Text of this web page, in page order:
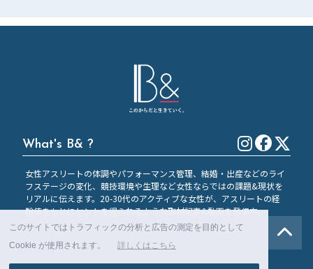
このサイトではトラフィックの分析と広告の測定を目的として
Cookie が使用されます。
詳しくはこちら
What's B& ?
女性アスリートの体調やパフォーマンス管理、結婚・出産などのライ
フステージの変化、競技環境や生理など女性ならではの課題&現状を
リアルに伝えます。20-30代のアクティブな女性が、アスリートの経
験値をもとにヒントを得られるような取材記事&動画を発信中。